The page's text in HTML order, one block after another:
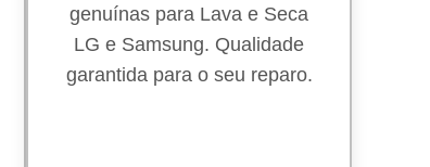
genuínas para Lava e Seca
LG e Samsung. Qualidade
garantida para o seu reparo.